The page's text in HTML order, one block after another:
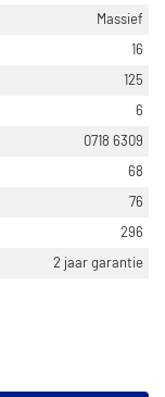
Massief
16
125
6
0718 6309
68
76
296
2 jaar garantie